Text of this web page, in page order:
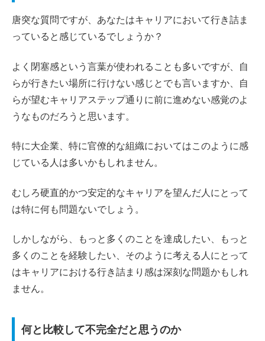
唐突な質問ですが、あなたはキャリアにおいて行き詰ま
っていると感じているでしょうか？
よく閉塞感という言葉が使われることも多いですが、自
らが行きたい場所に行けない感じとでも言いますか、自
らが望むキャリアステップ通りに前に進めない感覚のよ
うなものだろうと思います。
特に大企業、特に官僚的な組織においてはこのように感
じている人は多いかもしれません。
むしろ硬直的かつ安定的なキャリアを望んだ人にとって
は特に何も問題ないでしょう。
しかしながら、もっと多くのことを達成したい、もっと
多くのことを経験したい、そのように考える人にとって
はキャリアにおける行き詰まり感は深刻な問題かもしれ
ません。
何と比較して不完全だと思うのか